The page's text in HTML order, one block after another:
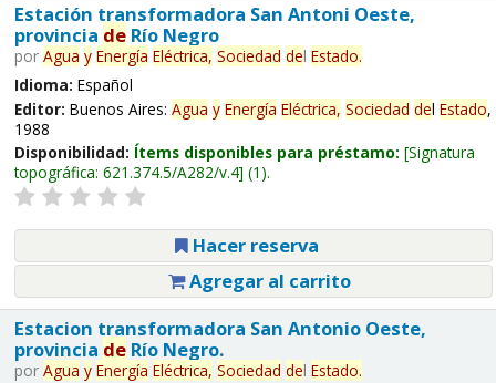
Estación transformadora San Antoni Oeste,
provincia deRío Negro
por Agua y Energía Eléctrica, Sociedad del Estado.
Idioma: Español
Editor: Buenos Aires: Agua y Energía Eléctrica, Sociedad del Estado,
1988
Disponibilidad: Ítems disponibles para préstamo: Signatura
topográfica: 621.374.5/A282/v.4 (1).
Hacer reserva
Agregar al carrito
Estacion transformadora San Antonio Oeste,
provincia deRío Negro.
por Agua y Energía Eléctrica, Sociedad del Estado.